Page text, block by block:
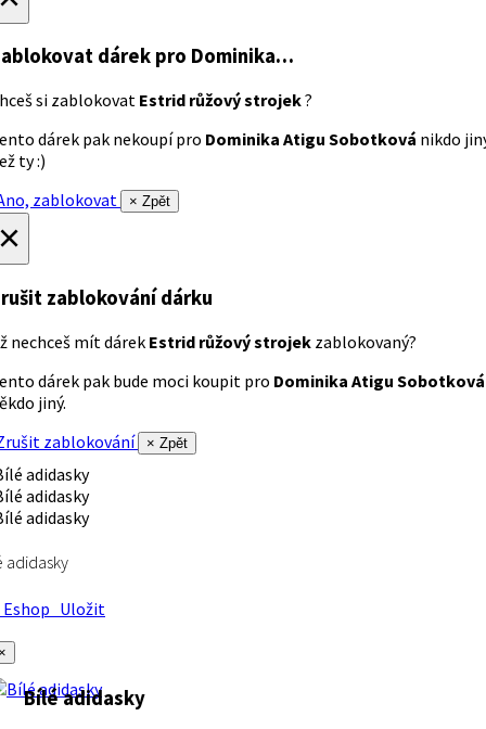
dárek pro Dominika…
si zablokovat Estrid růžový strojek?
dárek pak nekoupí pro Dominika Atigu Sobotková nikdo
ty :)
zablokovat
× Zpět
zablokování dárku
nechceš mít dárek Estrid růžový strojek zablokovaný?
dárek pak bude moci koupit pro Dominika Atigu Sobotková
jiný.
zablokování
× Zpět
adidasky
Uložit
Bílé adidasky